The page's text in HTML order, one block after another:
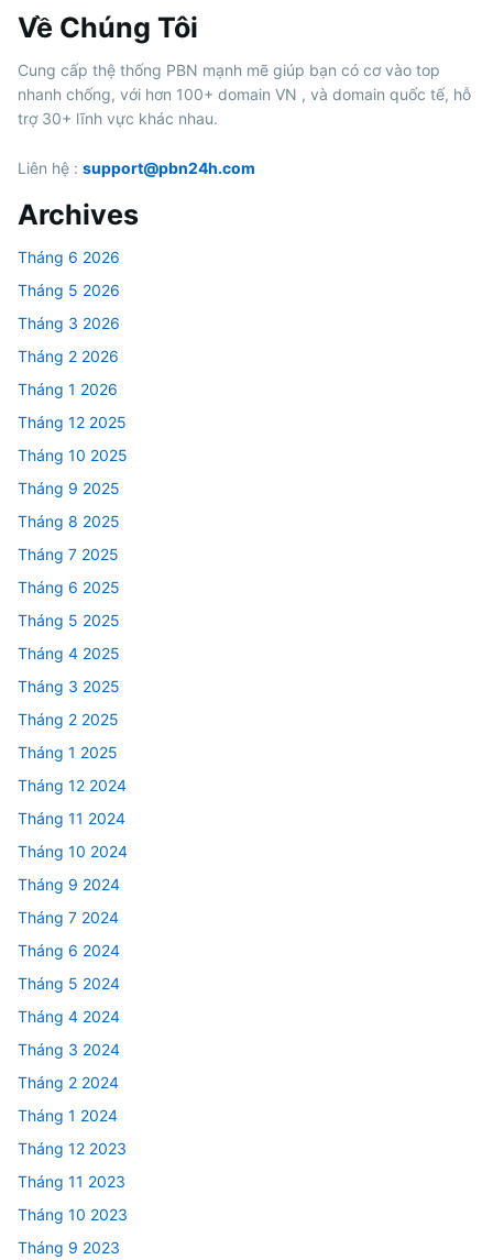
Về Chúng Tôi
Cung cấp thệ thống PBN mạnh mẽ giúp bạn có cơ vào top
nhanh chống, với hơn 100+ domain VN , và domain quốc tế, hỗ
trợ 30+ lĩnh vực khác nhau.
Liên hệ : support@pbn24h.com
Archives
Tháng 6 2026
Tháng 5 2026
Tháng 3 2026
Tháng 2 2026
Tháng 1 2026
Tháng 12 2025
Tháng 10 2025
Tháng 9 2025
Tháng 8 2025
Tháng 7 2025
Tháng 6 2025
Tháng 5 2025
Tháng 4 2025
Tháng 3 2025
Tháng 2 2025
Tháng 1 2025
Tháng 12 2024
Tháng 11 2024
Tháng 10 2024
Tháng 9 2024
Tháng 7 2024
Tháng 6 2024
Tháng 5 2024
Tháng 4 2024
Tháng 3 2024
Tháng 2 2024
Tháng 1 2024
Tháng 12 2023
Tháng 11 2023
Tháng 10 2023
Tháng 9 2023